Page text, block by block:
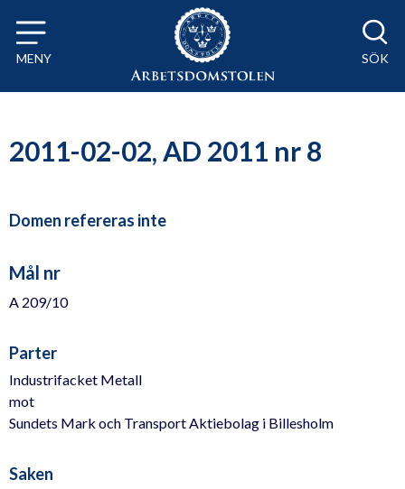
Till innehåll på sidan x
MENY SÖK
2011-02-02, AD 2011 nr 8
Domen refereras inte
Mål nr
A 209/10
Parter
Industrifacket Metall
mot
Sundets Mark och Transport Aktiebolag i Billesholm
Saken